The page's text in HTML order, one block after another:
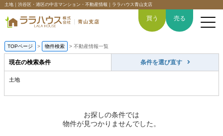
土地｜渋谷区・港区の中古マンション・不動産情報｜ララハウス青山支店
買う 売る
TOPページ > 物件検索 > 不動産情報一覧
現在の検索条件 条件を選び直す
土地
お探しの条件では
物件が見つかりませんでした。